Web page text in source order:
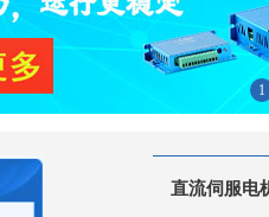
1
直流伺服电